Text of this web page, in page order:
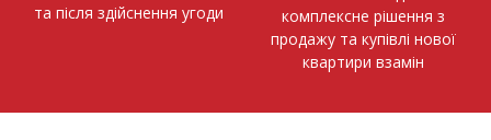
та після здійснення угоди
комплексне рішення з
продажу та купівлі нової
квартири взамін